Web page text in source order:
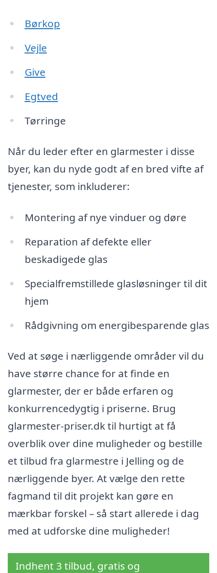
Børkop
Vejle
Give
Egtved
Tørringe
Når du leder efter en glarmester i disse
byer, kan du nyde godt af en bred vifte af
tjenester, som inkluderer:
Montering af nye vinduer og døre
Reparation af defekte eller
beskadigede glas
Specialfremstillede glasløsninger til dit
hjem
Rådgivning om energibesparende glas
Ved at søge i nærliggende områder vil du
have større chance for at finde en
glarmester, der er både erfaren og
konkurrencedygtig i priserne. Brug
glarmester-priser.dk til hurtigt at få
overblik over dine muligheder og bestille
et tilbud fra glarmestre i Jelling og de
nærliggende byer. At vælge den rette
fagmand til dit projekt kan gøre en
mærkbar forskel – så start allerede i dag
med at udforske dine muligheder!
Indhent 3 tilbud, gratis og